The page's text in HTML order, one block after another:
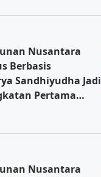
Nusantara
Berbasis
Sandhiyudha Jadi
Pertama
Nusantara